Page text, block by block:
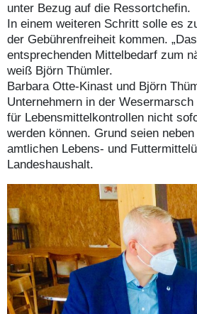
unter Bezug auf die Ressortchefin.
In einem weiteren Schritt solle es
der Gebührenfreiheit kommen.
entsprechenden Mittelbedarf zum
weiß Björn Thümler.
Barbara Otte-Kinast und Björn
Unternehmern in der
für Lebensmittelkontrollen nicht
werden können. Grund seien
amtlichen Lebens- und
Landeshaushalt.